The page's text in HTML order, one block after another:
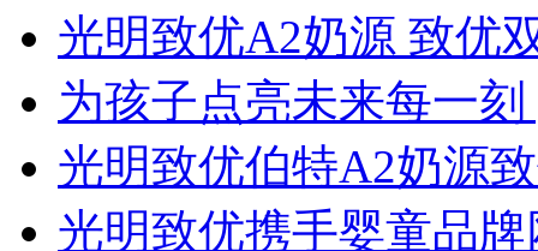
光明致优A2奶源 致优
为孩子点亮未来每一
光明致优伯特A2奶源
光明致优携手婴童品